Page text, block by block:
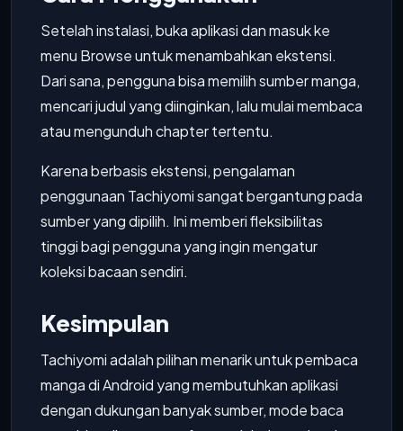
Setelah instalasi, buka aplikasi dan masuk ke
menu Browse untuk menambahkan ekstensi.
Dari sana, pengguna bisa memilih sumber manga,
mencari judul yang diinginkan, lalu mulai membaca
atau mengunduh chapter tertentu.
Karena berbasis ekstensi, pengalaman
penggunaan Tachiyomi sangat bergantung pada
sumber yang dipilih. Ini memberi fleksibilitas
tinggi bagi pengguna yang ingin mengatur
koleksi bacaan sendiri.
Kesimpulan
Tachiyomi adalah pilihan menarik untuk pembaca
manga di Android yang membutuhkan aplikasi
dengan dukungan banyak sumber, mode baca